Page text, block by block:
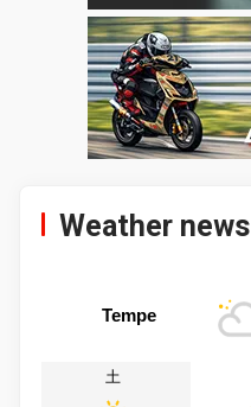
Weather news
Tempe
土